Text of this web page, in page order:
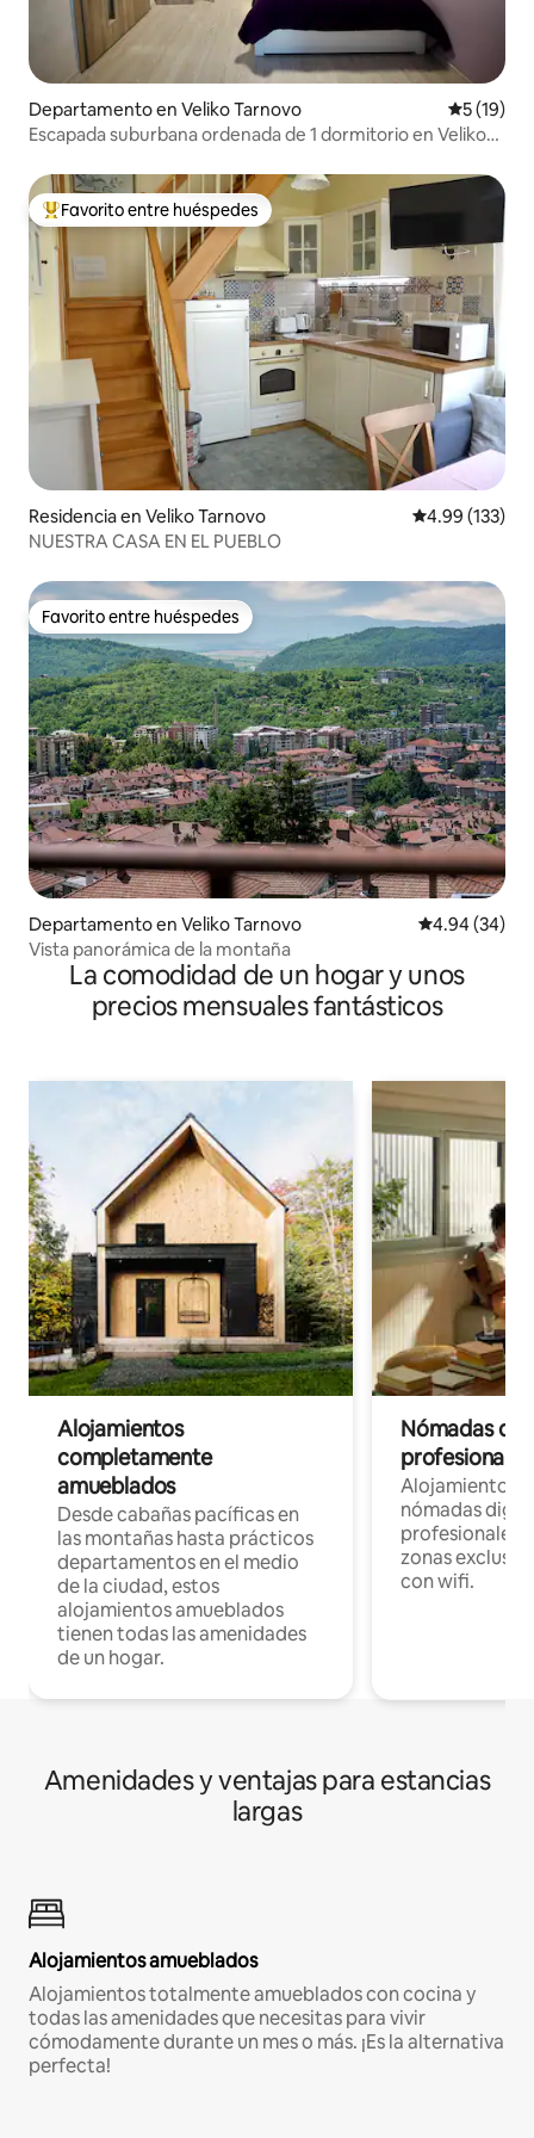
Departamento en Veliko Tarnovo
5 (19)
Escapada suburbana ordenada de 1 dormitorio en Veliko
De los mejores en Favorito entre huéspedes
Favorito entre huéspedes
Residencia en Veliko Tarnovo Calificación
4.99 (133)
NUESTRA CASA EN EL PUEBLO
Favorito entre huéspedes
Favorito entre huéspedes
Departamento en Veliko Tarnovo Calificación
4.94 (34)
Vista panorámica de la montaña
La comodidad de un hogar y unos
precios mensuales fantásticos
Alojamientos
completamente
amueblados
Desde cabañas pacíficas en
las montañas hasta prácticos
departamentos en el medio
de la ciudad, estos
alojamientos amueblados
tienen todas las amenidades
de un hogar.
Nómadas
Alojamientos
nómadas
profesionales
zonas
con wifi.
Amenidades y ventajas para estancias
largas
Alojamientos amueblados
Alojamientos totalmente amueblados con cocina y
todas las amenidades que necesitas para vivir
cómodamente durante un mes o más. ¡Es la alternativa
perfecta!